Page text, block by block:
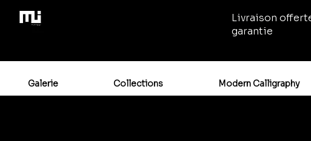
Livraison
garantie
Galerie Collections Modern Calligraphy